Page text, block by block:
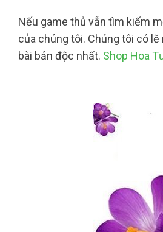
Nếu game thủ vẫn tìm kiếm
của chúng tôi. Chúng tôi có
bài bản độc nhất. Shop Hoa